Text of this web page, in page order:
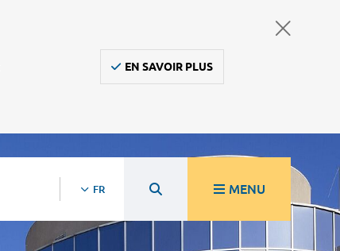
EN SAVOIR PLUS
FR MENU